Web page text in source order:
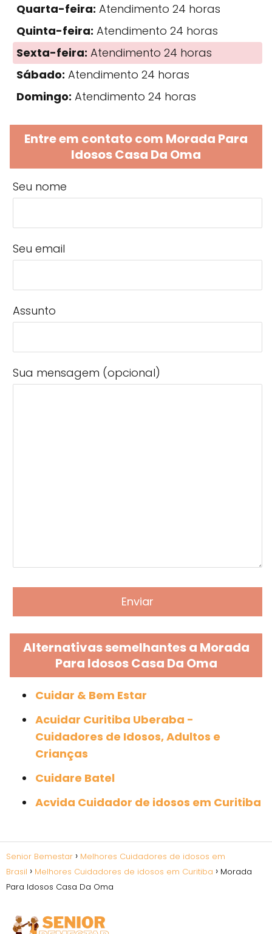
Quarta-feira: Atendimento 24 horas
Quinta-feira: Atendimento 24 horas
Sexta-feira: Atendimento 24 horas
Sábado: Atendimento 24 horas
Domingo: Atendimento 24 horas
Entre em contato com Morada Para
Idosos Casa Da Oma
Seu nome
Seu email
Assunto
Sua mensagem (opcional)
Alternativas semelhantes a Morada
Para Idosos Casa Da Oma
Cuidar & Bem Estar
Acuidar Curitiba Uberaba -
Cuidadores de Idosos, Adultos e
Crianças
Cuidare Batel
Acvida Cuidador de idosos em Curitiba
Senior Bemestar
Melhores Cuidadores de idosos em
Brasil
Melhores Cuidadores de idosos em Curitiba
Morada
Para Idosos Casa Da Oma